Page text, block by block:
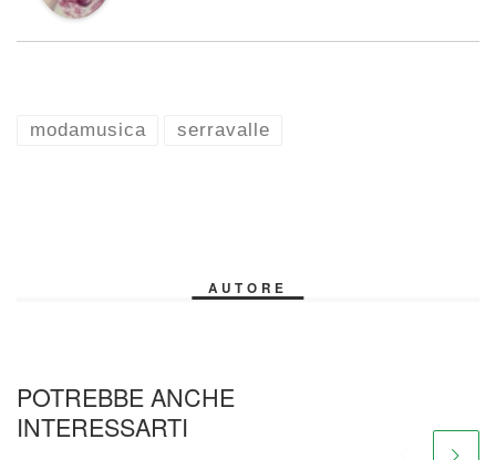
modamusica serravalle
AUTORE
POTREBBE ANCHE
INTERESSARTI